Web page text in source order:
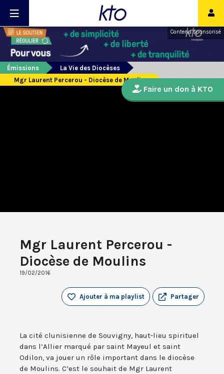
Contenu sponsorisé
Émissions
La Vie des Diocèses
Mgr Laurent Percerou - Diocèse de Moulins
Mgr Laurent Percerou -
Diocèse de Moulins
19/02/2016
Partager
Ajouter à ma playlist
La cité clunisienne de Souvigny, haut-lieu spirituel
dans l’Allier marqué par saint Mayeul et saint
Odilon, va jouer un rôle important dans le diocèse
de Moulins. C’est le souhait de Mgr Laurent
Faire un don à KTO